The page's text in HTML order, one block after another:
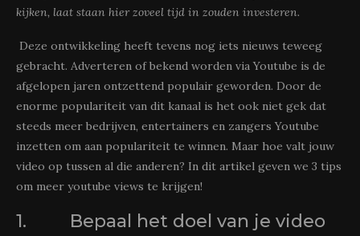
kijken, laat staan hier zoveel tijd in zouden investeren.
Deze ontwikkeling heeft tevens nog iets nieuws teweeg
gebracht. Adverteren of bekend worden via Youtube is de
afgelopen jaren ontzettend populair geworden. Door de
enorme populariteit van dit kanaal is het ook niet gek dat
steeds meer bedrijven, entertainers en zangers Youtube
inzetten om aan populariteit te winnen. Maar hoe valt jouw
video op tussen al die anderen? In dit artikel geven we 3 tips
om meer youtube views te krijgen!
1. Bepaal het doel van je video